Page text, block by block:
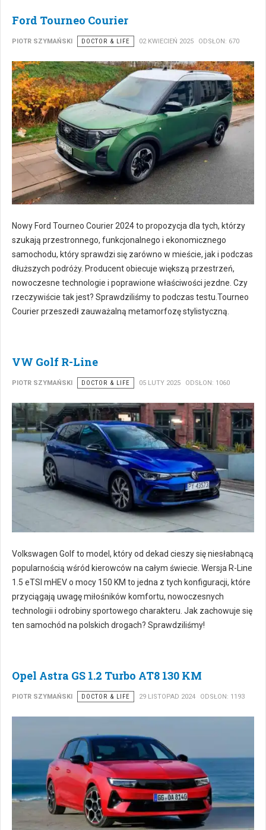
Ford Tourneo Courier
PIOTR SZYMAŃSKI DOCTOR & LIFE 02 KWIECIEŃ 2025 ODSŁON: 670
Nowy Ford Tourneo Courier 2024 to propozycja dla tych, którzy
szukają przestronnego, funkcjonalnego i ekonomicznego
samochodu, który sprawdzi się zarówno w mieście, jak i podczas
dłuższych podróży. Producent obiecuje większą przestrzeń,
nowoczesne technologie i poprawione właściwości jezdne. Czy
rzeczywiście tak jest? Sprawdziliśmy to podczas testu.Tourneo
Courier przeszedł zauważalną metamorfozę stylistyczną.
VW Golf R-Line
PIOTR SZYMAŃSKI DOCTOR & LIFE 05 LUTY 2025 ODSŁON: 1060
Volkswagen Golf to model, który od dekad cieszy się niesłabnącą
popularnością wśród kierowców na całym świecie. Wersja R-Line
1.5 eTSI mHEV o mocy 150 KM to jedna z tych konfiguracji, które
przyciągają uwagę miłośników komfortu, nowoczesnych
technologii i odrobiny sportowego charakteru. Jak zachowuje się
ten samochód na polskich drogach? Sprawdziliśmy!
Opel Astra GS 1.2 Turbo AT8 130 KM
PIOTR SZYMAŃSKI DOCTOR & LIFE 29 LISTOPAD 2024 ODSŁON: 1193